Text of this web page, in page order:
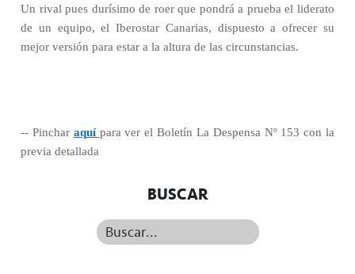
Un rival pues durísimo de roer que pondrá a prueba el liderato
de un equipo, el Iberostar Canarias, dispuesto a ofrecer su
mejor versión para estar a la altura de las circunstancias.
-- Pinchar aquí para ver el Boletín La Despensa Nº 153 con la
previa detallada
BUSCAR
Buscar...